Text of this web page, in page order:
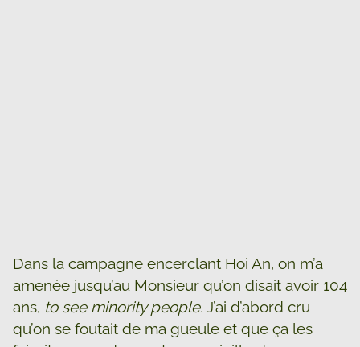
Dans la campagne encerclant Hoi An, on m’a
amenée jusqu’au Monsieur qu’on disait avoir 104
ans, to see minority people. J’ai d’abord cru
qu’on se foutait de ma gueule et que ça les